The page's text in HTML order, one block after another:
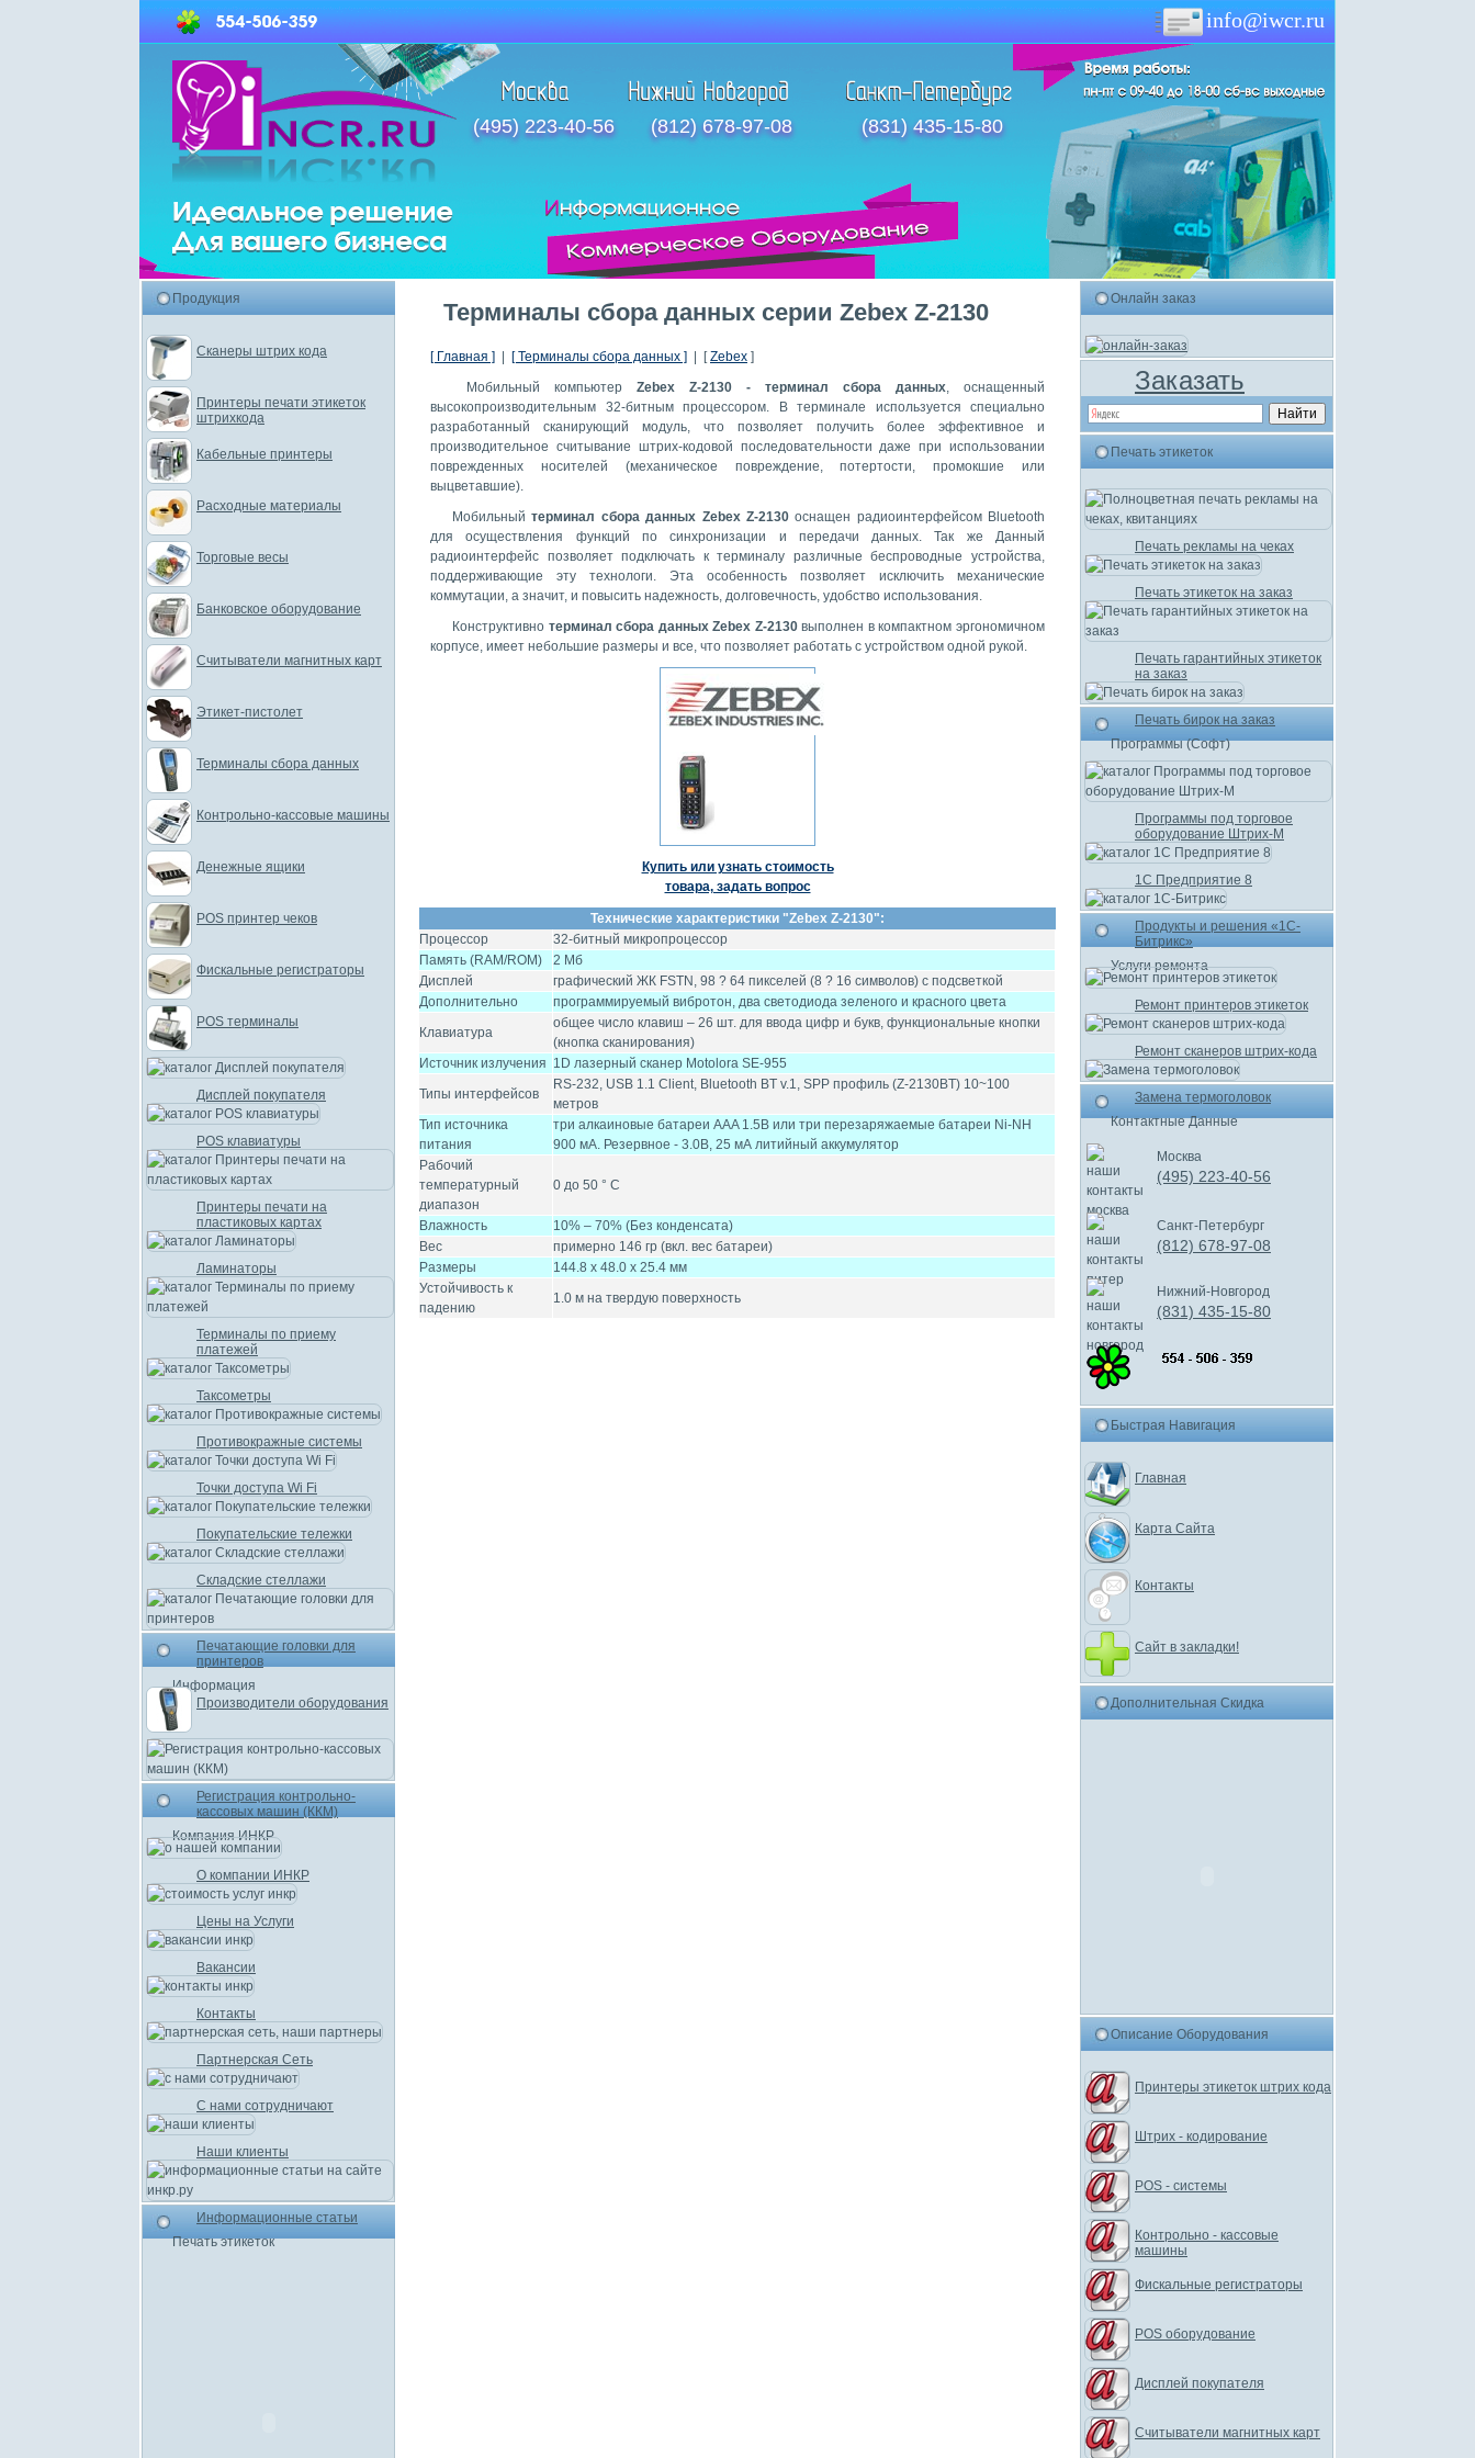
info@iwcr.ru
(495) 223-40-56 (812) 678-97-08 (831) 435-15-80
Терминалы сбора данных серии Zebex Z-2130
[ Главная ] [ Терминалы сбора данных ] | [Zebex ]
Мобильный компьютер Zebex Z-2130 - терминал сбора данных, оснащенный
высокопроизводительным 32-битным процессором. В терминале используется специально
разработанный сканирующий модуль, что позволяет получить более эффективное и
производительное считывание штрих-кодовой последовательности даже при использовании
поврежденных носителей (механическое повреждение, потертости, промокшие или
выцветавшие).
Мобильныйтерминал сбора данных Zebex Z-2130оснащен радиоинтерфейсом Bluetooth
для осуществления функций по синхронизации и передачи данных. Так же Данный
радиоинтерфейс позволяет подключать к терминалу различные беспроводные устройства,
поддерживающие эту технологи. Эта особенность позволяет исключить механические
коммутации, а значит, и повысить надежность, долговечность, удобство использования.
Конструктивно терминал сбора данных Zebex Z-2130выполнен в компактном эргономичном
корпусе, имеет небольшие размеры и все, что позволяет работать с устройством одной рукой.
Купить или узнать стоимость
товара, задать вопрос
Технические характеристики "Zebex Z-2130":
Процессор
32-битный микропроцессор
Память (RAM/ROM)
2 Мб
Дисплей
графический ЖК FSTN, 98 ? 64 пикселей (8 ? 16 символов) с подсветкой
Дополнительно
программируемый вибротон, два светодиода зеленого и красного цвета
Клавиатура
общее число клавиш – 26 шт. для ввода цифр и букв, функциональные кнопки
(кнопка сканирования)
Источник излучения 1D лазерный сканер Motolora SE-955
Типы интерфейсов
RS-232, USB 1.1 Client, Bluetooth BT v.1, SPP профиль (Z-2130BT) 10~100
метров
Тип источника
питания
три алкаиновые батареи AAA 1.5В или три перезаряжаемые батареи Ni-NH
900 мА. Резервное - 3.0В, 25 мА литийный аккумулятор
Рабочий
температурный
диапазон
0 до 50 ° C
Влажность
10% – 70% (Без конденсата)
Вес
примерно 146 гр (вкл. вес батареи)
Размеры
144.8 x 48.0 x 25.4 мм
Устойчивость к
падению
1.0 м на твердую поверхность
Продукция
Сканеры штрих кода
Принтеры печати этикеток
штрихкода
Кабельные принтеры
Расходные материалы
Торговые весы
Банковское оборудование
Считыватели магнитных карт
Этикет-пистолет
Терминалы сбора данных
Контрольно-кассовые машины
Денежные ящики
POS принтер чеков
Фискальные регистраторы
POS терминалы
Дисплей покупателя
POS клавиатуры
Принтеры печати на
пластиковых картах
Ламинаторы
Терминалы по приему
платежей
Таксометры
Противокражные системы
Точки доступа Wi Fi
Покупательские тележки
Складские стеллажи
Печатающие головки для
принтеров
Информация
Производители оборудования
Регистрация контрольно-
кассовых машин (ККМ)
Компания ИНКР
О компании ИНКР
Цены на Услуги
Вакансии
Контакты
Партнерская Сеть
С нами сотрудничают
Наши клиенты
Информационные статьи
Печать этикеток
Онлайн заказ
Заказать
Печать этикеток
Печать рекламы на чеках
Печать этикеток на заказ
Печать гарантийных этикеток
на заказ
Печать бирок на заказ
Программы (Софт)
Программы под торговое
оборудование Штрих-М
1С Предприятие 8
Продукты и решения «1С-
Битрикс»
Услуги ремонта
Ремонт принтеров этикеток
Ремонт сканеров штрих-кода
Замена термоголовок
Контактные Данные
Москва
(495) 223-40-56
Санкт-Петербург
(812) 678-97-08
Нижний-Новгород
(831) 435-15-80
Быстрая Навигация
Главная
Карта Сайта
Контакты
Сайт в закладки!
Дополнительная Скидка
Описание Оборудования
Принтеры этикеток штрих кода
Штрих - кодирование
POS - системы
Контрольно - кассовые
машины
Фискальные регистраторы
POS оборудование
Дисплей покупателя
Считыватели магнитных карт